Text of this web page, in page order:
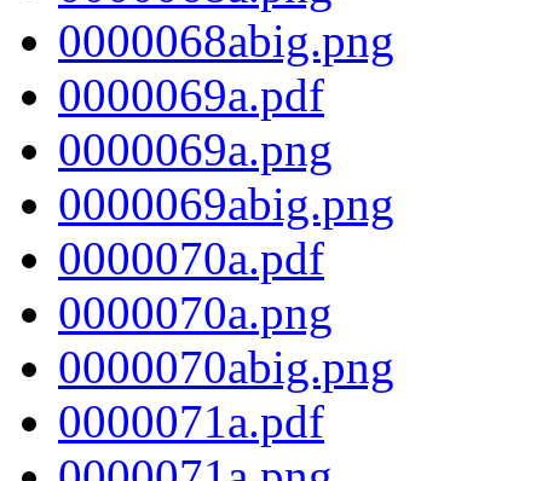
0000068abig.png
0000069a.pdf
0000069a.png
0000069abig.png
0000070a.pdf
0000070a.png
0000070abig.png
0000071a.pdf